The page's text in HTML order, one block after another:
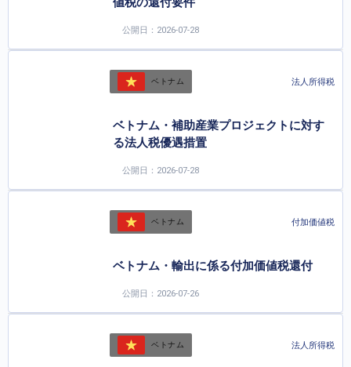
公開日：2026-07-28
ベトナム 法人所得税
ベトナム・補助産業プロジェクトに対す
る法人税優遇措置
公開日：2026-07-28
ベトナム 付加価値税
ベトナム・輸出に係る付加価値税還付
公開日：2026-07-26
ベトナム 法人所得税